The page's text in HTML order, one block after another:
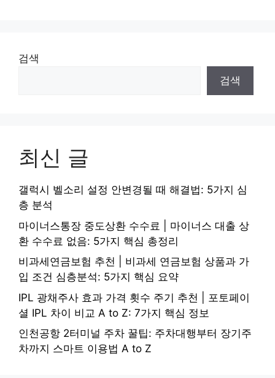
검색
검색
최신 글
갤럭시 벨소리 설정 안변경될 때 해결법: 5가지 심
층 분석
마이너스통장 중도상환 수수료 | 마이너스 대출 상
환 수수료 없음: 5가지 핵심 총정리
비과세연금보험 추천 | 비과세 연금보험 상품과 가
입 조건 심층분석: 5가지 핵심 요약
IPL 광채주사 효과 가격 횟수 주기 추천 | 포토페이
셜 IPL 차이 비교 A to Z: 7가지 핵심 정보
인천공항 2터미널 주차 꿀팁: 주차대행부터 장기주
차까지 스마트 이용법 A to Z